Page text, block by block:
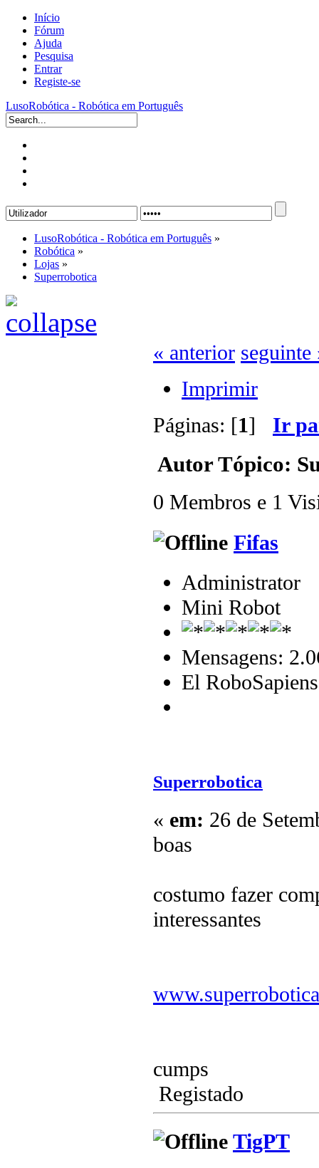
Início
Fórum
Ajuda
Pesquisa
Entrar
Registe-se
LusoRobótica - Robótica em Português
LusoRobótica - Robótica em Português »
Robótica »
Lojas »
Superrobotica
« anterior seguinte
Imprimir
Páginas: [1] Ir
AutorTópico:
0 Membros e 1
Fifas
Administrator
Mini Robot
Mensagens:
El RoboSapiens
Superrobotica
« em: 26 de
boas
costumo fazer
interessantes
cumps
Registado
TigPT